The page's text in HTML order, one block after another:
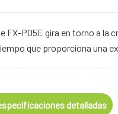
FX-P05E gira en torno a la
que proporciona una
detalladas